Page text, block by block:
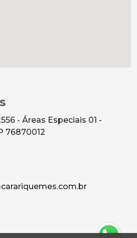
- Áreas Especiais 01 -
76870012